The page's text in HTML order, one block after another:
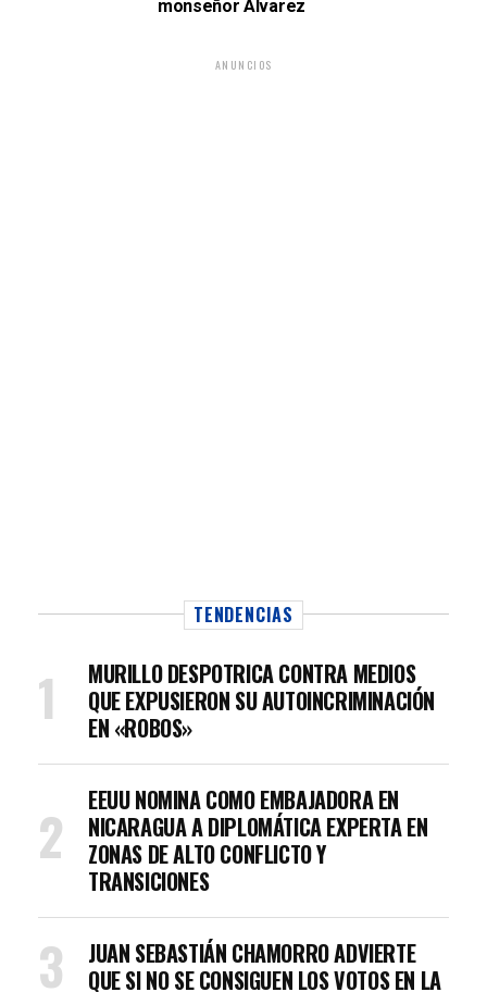
monseñor Álvarez
ANUNCIOS
TENDENCIAS
MURILLO DESPOTRICA CONTRA MEDIOS
QUE EXPUSIERON SU AUTOINCRIMINACIÓN
EN «ROBOS»
EEUU NOMINA COMO EMBAJADORA EN
NICARAGUA A DIPLOMÁTICA EXPERTA EN
ZONAS DE ALTO CONFLICTO Y
TRANSICIONES
JUAN SEBASTIÁN CHAMORRO ADVIERTE
QUE SI NO SE CONSIGUEN LOS VOTOS EN LA